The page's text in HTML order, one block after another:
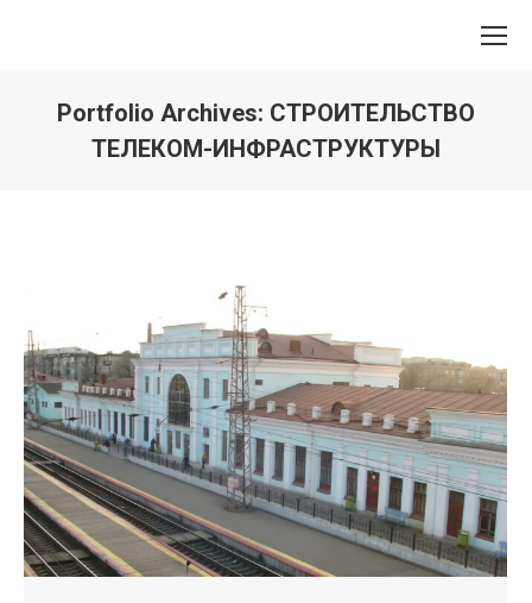
Portfolio Archives: СТРОИТЕЛЬСТВО
ТЕЛЕКОМ-ИНФРАСТРУКТУРЫ